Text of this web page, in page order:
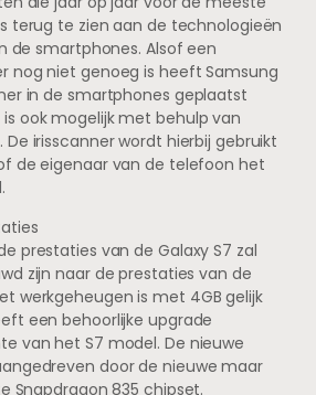
terug te zien aan de technologieën
de smartphones. Alsof een
nog niet genoeg is heeft Samsung
in de smartphones geplaatst
ook mogelijk met behulp van
irisscanner wordt hierbij gebruikt
de eigenaar van de telefoon het
prestaties van de Galaxy S7 zal
zijn naar de prestaties van de
werkgeheugen is met 4GB gelijk
een behoorlijke upgrade
van het S7 model. De nieuwe
door de nieuwe maar
Snapdragon 835 chipset.